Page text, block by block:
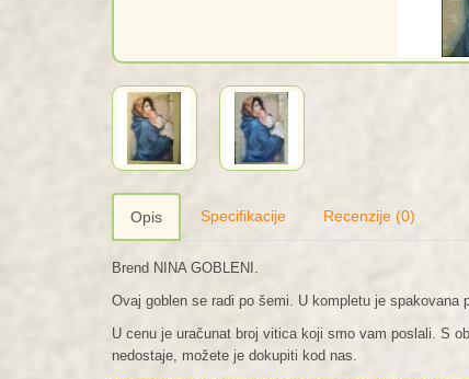
Opis Specifikacije Recenzije (0)
Brend NINA GOBLENI.
Ovaj goblen se radi po šemi. U kompletu je
U cenu je uračunat broj vitica koji smo vam poslali. S
nedostaje, možete je dokupiti kod nas.